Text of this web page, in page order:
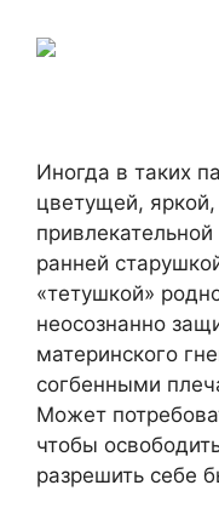
Иногда в таких
цветущей, яркой,
ранней
«тетушкой»
неосознанно
материнского
согбенными
Может
чтобы
разрешить себе